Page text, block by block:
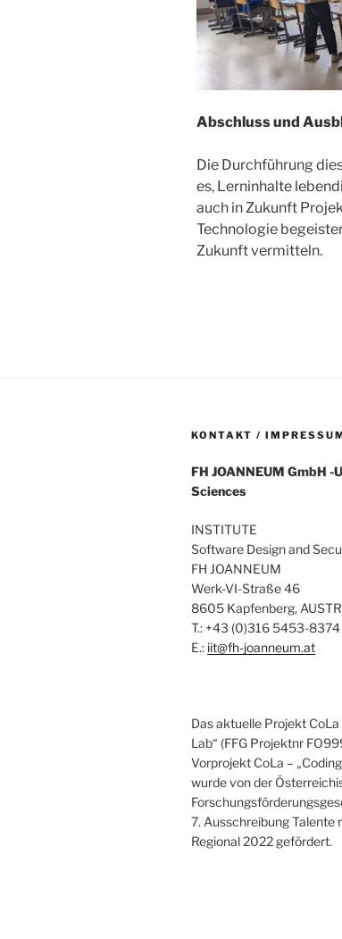
Abschluss und
Die Durchführung
es, Lerninhalte
auch in Zukunft
Technologie
Zukunft vermitteln.
KONTAKT /
FH JOANNEUM GmbH -
Sciences
INSTITUTE
Software Design and
FH JOANNEUM
Werk-VI-Straße 46
8605 Kapfenberg,
T.: +43 (0)316 5453-8374
E.: iit@fh-joanneum.at
Das aktuelle Projekt
Lab“ (FFG Projektnr
Vorprojekt CoLa –
wurde von der
7. Ausschreibung Talente
Regional 2022 gefördert.